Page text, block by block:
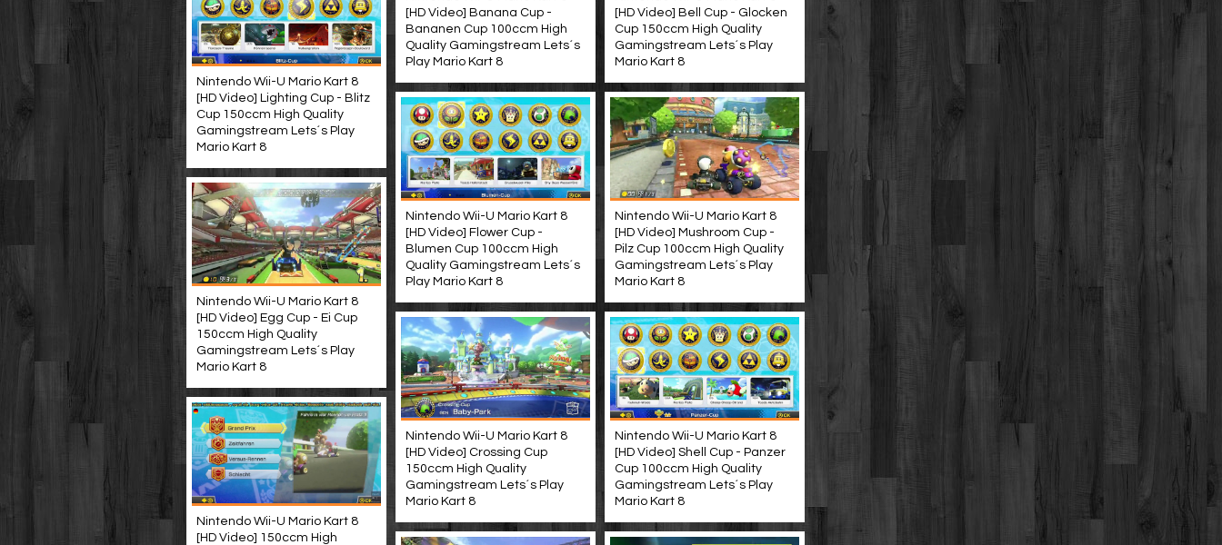
[HD Video] Banana Cup -
Bananen Cup 100ccm High
Quality Gamingstream Lets´s
Play Mario Kart 8
[HD Video] Bell Cup - Glocken
Cup 150ccm High Quality
Gamingstream Lets´s Play
Mario Kart 8
Nintendo Wii-U Mario Kart 8
[HD Video] Lighting Cup - Blitz
Cup 150ccm High Quality
Gamingstream Lets´s Play
Mario Kart 8
Nintendo Wii-U Mario Kart 8
[HD Video] Flower Cup -
Blumen Cup 100ccm High
Quality Gamingstream Lets´s
Play Mario Kart 8
Nintendo Wii-U Mario Kart 8
[HD Video] Mushroom Cup -
Pilz Cup 100ccm High Quality
Gamingstream Lets´s Play
Mario Kart 8
Nintendo Wii-U Mario Kart 8
[HD Video] Egg Cup - Ei Cup
150ccm High Quality
Gamingstream Lets´s Play
Mario Kart 8
Nintendo Wii-U Mario Kart 8
[HD Video] Crossing Cup
150ccm High Quality
Gamingstream Lets´s Play
Mario Kart 8
Nintendo Wii-U Mario Kart 8
[HD Video] Shell Cup - Panzer
Cup 100ccm High Quality
Gamingstream Lets´s Play
Mario Kart 8
Nintendo Wii-U Mario Kart 8
[HD Video] 150ccm High